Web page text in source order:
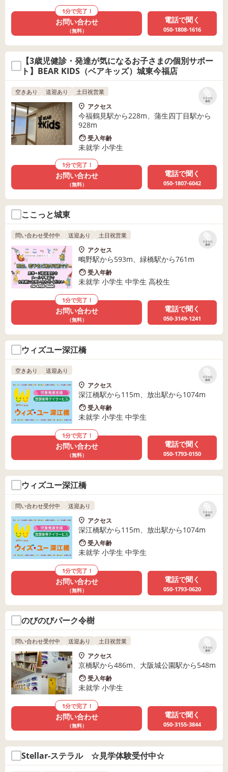
1分で完了！
お問い合わせ
（無料）
電話で聞く
050-1808-1616
【3歳児健診・発達が気になるお子さまの個別サポー
ト】BEAR KIDS（ベアキッズ）城東今福店
リストに
保存
空きあり 送迎あり 土日祝営業
アクセス
今福鶴見駅から228m、蒲生四丁目駅から
928m
受入年齢
未就学 小学生
1分で完了！
お問い合わせ
（無料）
電話で聞く
050-1807-6042
ここっと城東
リストに
保存
問い合わせ受付中 送迎あり 土日祝営業
アクセス
鴫野駅から593m、緑橋駅から761m
受入年齢
未就学 小学生 中学生 高校生
1分で完了！
お問い合わせ
（無料）
電話で聞く
050-3149-1241
ウィズユー深江橋
リストに
保存
空きあり 送迎あり
アクセス
深江橋駅から115m、放出駅から1074m
受入年齢
未就学 小学生 中学生
1分で完了！
お問い合わせ
（無料）
電話で聞く
050-1793-0150
ウィズユー深江橋
リストに
保存
問い合わせ受付中 送迎あり
アクセス
深江橋駅から115m、放出駅から1074m
受入年齢
未就学 小学生 中学生
1分で完了！
お問い合わせ
（無料）
電話で聞く
050-1793-0620
のびのびパーク令樹
リストに
保存
問い合わせ受付中 送迎あり 土日祝営業
アクセス
京橋駅から486m、大阪城公園駅から548m
受入年齢
未就学 小学生
1分で完了！
お問い合わせ
（無料）
電話で聞く
050-3155-3844
Stellar-ステラル ☆見学体験受付中☆